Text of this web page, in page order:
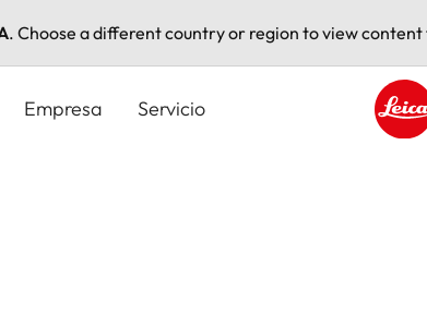
. Choose a different country or region to view
Empresa Servicio